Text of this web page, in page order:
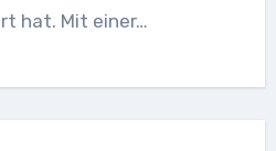
hat. Mit einer…